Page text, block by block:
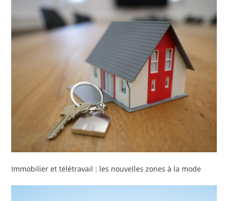
Immobilier et télétravail : les nouvelles zones à la mode